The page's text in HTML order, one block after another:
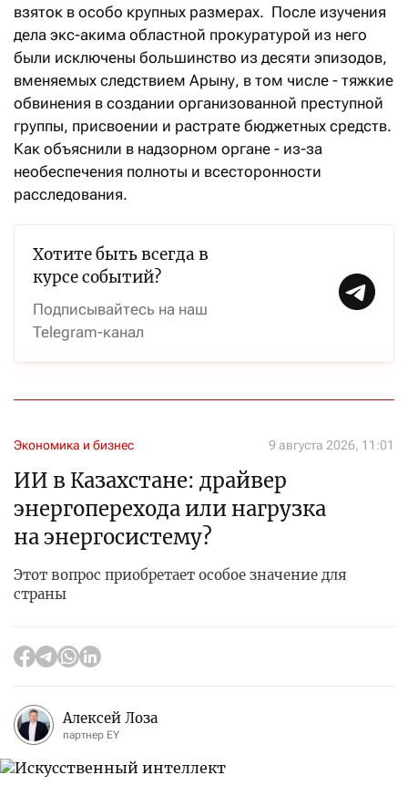
взяток в особо крупных размерах. После изучения
дела экс-акима областной прокуратурой из него
были исключены большинство из десяти эпизодов,
вменяемых следствием Арыну, в том числе - тяжкие
обвинения в создании организованной преступной
группы, присвоении и растрате бюджетных средств.
Как объяснили в надзорном органе - из-за
необеспечения полноты и всесторонности
расследования.
Хотите быть всегда в
курсе событий?
Подписывайтесь на наш
Telegram-канал
Экономика и бизнес 9 августа 2026, 11:01
ИИ в Казахстане: драйвер
энергоперехода или нагрузка
на энергосистему?
Этот вопрос приобретает особое значение для
страны
Алексей Лоза
партнер EY